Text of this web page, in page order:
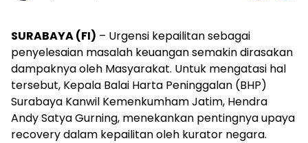
SURABAYA (FI) – Urgensi kepailitan sebagai
penyelesaian masalah keuangan semakin dirasakan
dampaknya oleh Masyarakat. Untuk mengatasi hal
tersebut, Kepala Balai Harta Peninggalan (BHP)
Surabaya Kanwil Kemenkumham Jatim, Hendra
Andy Satya Gurning, menekankan pentingnya upaya
recovery dalam kepailitan oleh kurator negara.